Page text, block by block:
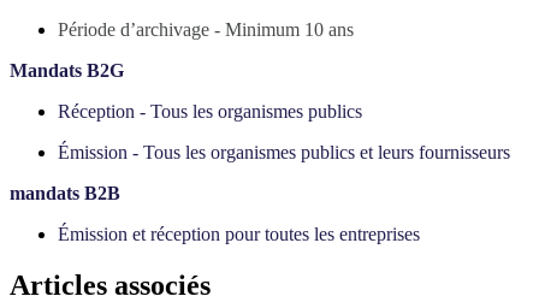
Période d’archivage - Minimum 10 ans
Mandats B2G
Réception - Tous les organismes publics
Émission - Tous les organismes publics et leurs fournisseurs
mandats B2B
Émission et réception pour toutes les entreprises
Articles associés